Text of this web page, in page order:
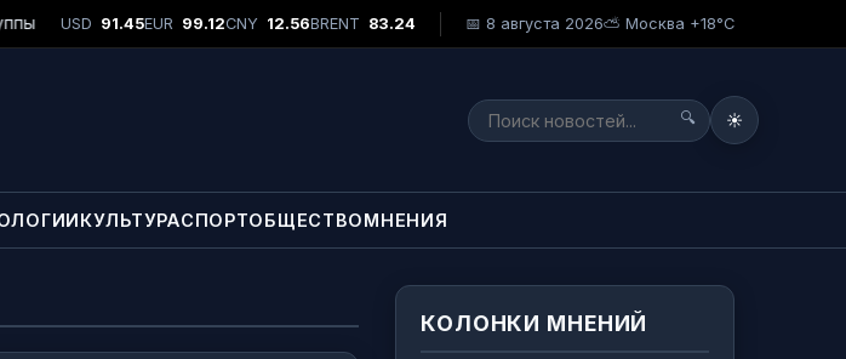
Острова» Владимир Захаров: Я все свои песни люблю. Они мои дети, а детей всех любят,
USD 91.45EUR 99.12CNY 12.56BRENT 83.24 📅 8 августа 2026⛅ Москва +18°C
🔍 ☀️
КУЛЬТУРАСПОРТОБЩЕСТВОМНЕНИЯ
КОЛОНКИ МНЕНИЙ